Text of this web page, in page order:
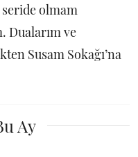
olmam
Dualarım ve
Susam Sokağı’na
Ay